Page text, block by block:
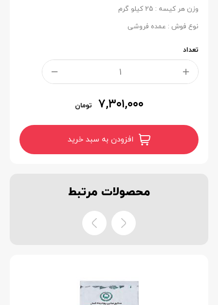
وزن هر کیسه : 25 کیلو گرم
نوع فوش : عمده فروشی
تعداد
۷,۳۰۱,۰۰۰ تومان
افزودن به سبد خرید
محصولات مرتبط